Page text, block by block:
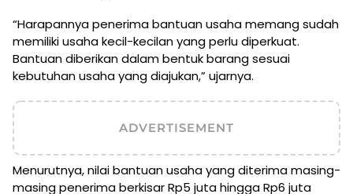
“Harapannya penerima bantuan usaha memang sudah
memiliki usaha kecil-kecilan yang perlu diperkuat.
Bantuan diberikan dalam bentuk barang sesuai
kebutuhan usaha yang diajukan,” ujarnya.
ADVERTISEMENT
Menurutnya, nilai bantuan usaha yang diterima masing-
masing penerima berkisar Rp5 juta hingga Rp6 juta